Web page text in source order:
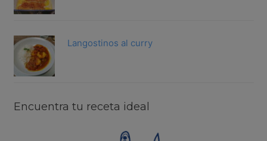
Langostinos al curry
Encuentra tu receta ideal